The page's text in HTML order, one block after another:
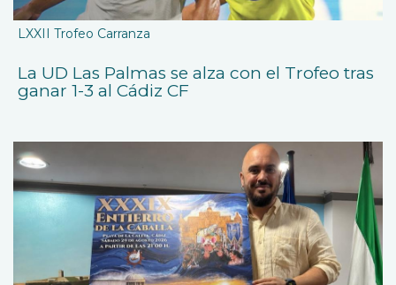
LXXII Trofeo Carranza
La UD Las Palmas se alza con el Trofeo tras
ganar 1-3 al Cádiz CF